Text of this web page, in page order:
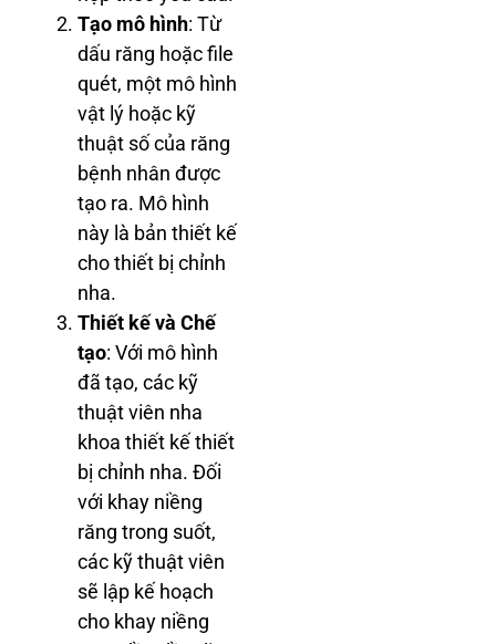
Tạo mô hình: Từ
dấu răng hoặc file
quét, một mô hình
vật lý hoặc kỹ
thuật số của răng
bệnh nhân được
tạo ra. Mô hình
này là bản thiết kế
cho thiết bị chỉnh
nha.
Thiết kế và Chế
tạo: Với mô hình
đã tạo, các kỹ
thuật viên nha
khoa thiết kế thiết
bị chỉnh nha. Đối
với khay niềng
răng trong suốt,
các kỹ thuật viên
sẽ lập kế hoạch
cho khay niềng